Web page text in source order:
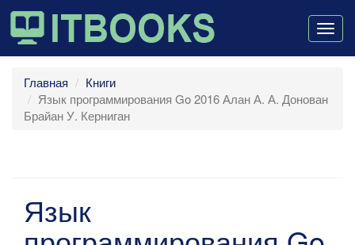
Главная
Книги
Язык программирования Go 2016 Алан А. А. Донован
Брайан У. Керниган
Язык